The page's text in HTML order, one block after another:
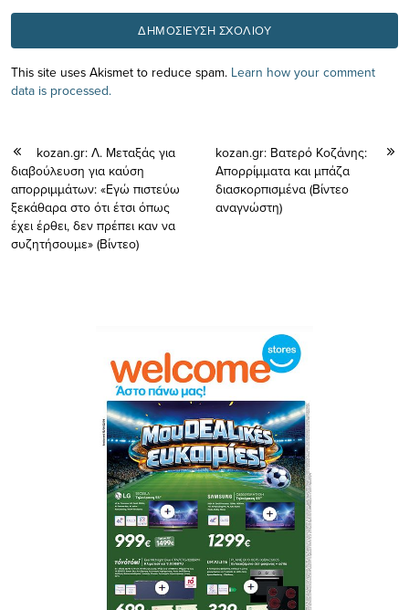
This site uses Akismet to reduce spam. Learn how your comment
data is processed.
kozan.gr: Λ. Μεταξάς για
διαβούλευση για καύση
απορριμμάτων: «Εγώ πιστεύω
ξεκάθαρα στο ότι έτσι όπως
έχει έρθει, δεν πρέπει καν να
συζητήσουμε» (Bίντεο)
kozan.gr: Βατερό Κοζάνης:
Απορρίμματα και μπάζα
διασκορπισμένα (Βίντεο
αναγνώστη)